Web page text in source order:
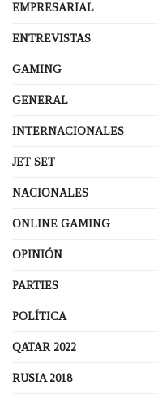
EMPRESARIAL
ENTREVISTAS
GAMING
GENERAL
INTERNACIONALES
JET SET
NACIONALES
ONLINE GAMING
OPINIÓN
PARTIES
POLÍTICA
QATAR 2022
RUSIA 2018